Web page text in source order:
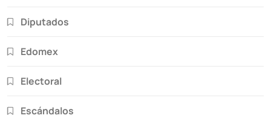
Diputados
Edomex
Electoral
Escándalos